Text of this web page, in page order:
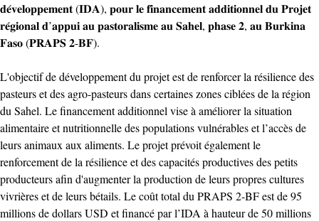
𝐝𝐞́𝐯𝐞𝐥𝐨𝐩𝐩𝐞𝐦𝐞𝐧𝐭 (𝐈𝐃𝐀), 𝐩𝐨𝐮𝐫 𝐥𝐞 𝐟𝐢𝐧𝐚𝐧𝐜𝐞𝐦𝐞𝐧𝐭 𝐚𝐝𝐝𝐢𝐭𝐢𝐨𝐧𝐧𝐞𝐥 𝐝𝐮 𝐏𝐫𝐨𝐣𝐞𝐭
𝐫𝐞́𝐠𝐢𝐨𝐧𝐚𝐥 𝐝’𝐚𝐩𝐩𝐮𝐢 𝐚𝐮 𝐩𝐚𝐬𝐭𝐨𝐫𝐚𝐥𝐢𝐬𝐦𝐞 𝐚𝐮 𝐒𝐚𝐡𝐞𝐥, 𝐩𝐡𝐚𝐬𝐞 𝟐, 𝐚𝐮 𝐁𝐮𝐫𝐤𝐢𝐧𝐚
𝐅𝐚𝐬𝐨 (𝐏𝐑𝐀𝐏𝐒 𝟐-𝐁𝐅).
L'objectif de développement du projet est de renforcer la résilience des
pasteurs et des agro-pasteurs dans certaines zones ciblées de la région
du Sahel. Le financement additionnel vise à améliorer la situation
alimentaire et nutritionnelle des populations vulnérables et l’accès de
leurs animaux aux aliments. Le projet prévoit également le
renforcement de la résilience et des capacités productives des petits
producteurs afin d'augmenter la production de leurs propres cultures
vivrières et de leurs bétails. Le coût total du PRAPS 2-BF est de 95
millions de dollars USD et financé par l’IDA à hauteur de 50 millions